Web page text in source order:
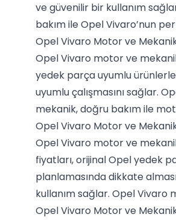
ve güvenilir bir kullanım
bakım ile Opel Vivaro’nun
Opel Vivaro Motor ve
Opel Vivaro motor ve
yedek parça uyumlu
uyumlu çalışmasını sağlar.
mekanik, doğru bakım ile
Opel Vivaro Motor ve
Opel Vivaro motor ve
fiyatları, orijinal Opel yedek
planlamasında dikkate
kullanım sağlar. Opel
Opel Vivaro Motor ve